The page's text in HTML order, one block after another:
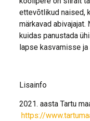
ettevõtlikud naised,
märkavad
kuidas panustada
lapse kasvamisse
Lisainfo
2021. aasta Tartu
https://